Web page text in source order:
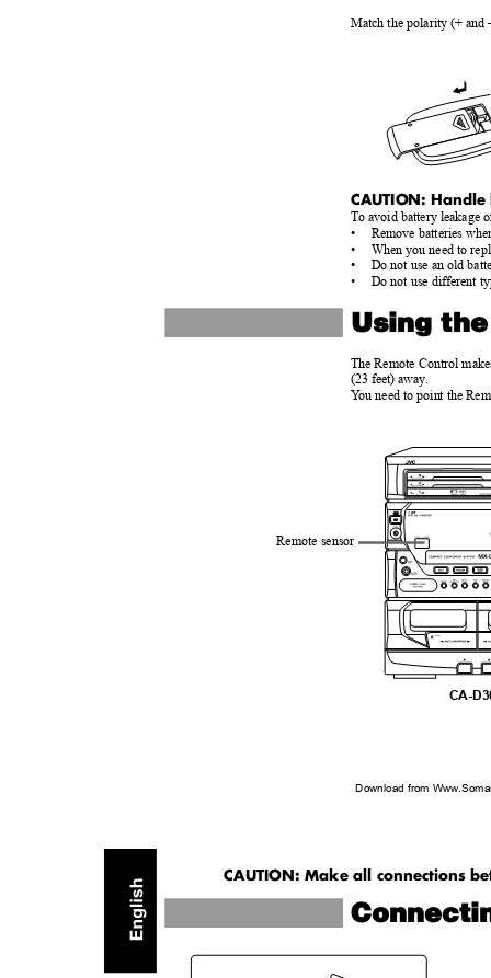
Match the polarity (+ and
CAUTION:
To avoid battery leakage
•
•
•
•
Remove batteries
When you need to
Do not use an old
Do not use different
Using
The Remote Control
(23 feet) away.
You need to point the
DISC
Remote sensor
CA-
Download from
CAUTION: Make all connections